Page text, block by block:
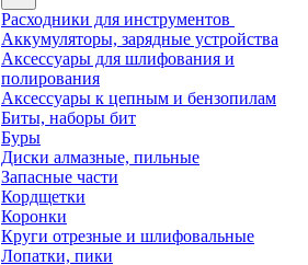
Расходники для инструментов
Аккумуляторы, зарядные устройства
Аксессуары для шлифования и
полирования
Аксессуары к цепным и бензопилам
Биты, наборы бит
Буры
Диски алмазные, пильные
Запасные части
Кордщетки
Коронки
Круги отрезные и шлифовальные
Лопатки, пики